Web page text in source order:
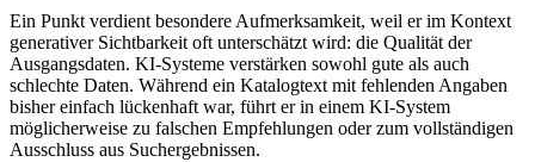
Ein Punkt verdient besondere Aufmerksamkeit, weil er im Kontext
generativer Sichtbarkeit oft unterschätzt wird: die Qualität der
Ausgangsdaten. KI-Systeme verstärken sowohl gute als auch
schlechte Daten. Während ein Katalogtext mit fehlenden Angaben
bisher einfach lückenhaft war, führt er in einem KI-System
möglicherweise zu falschen Empfehlungen oder zum vollständigen
Ausschluss aus Suchergebnissen.